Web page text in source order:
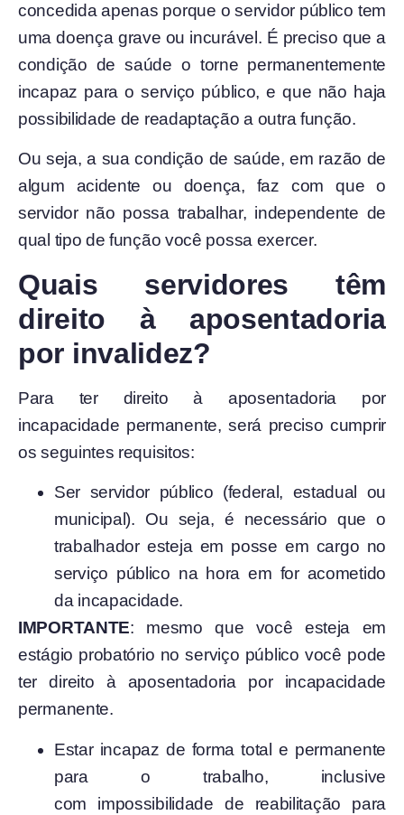
concedida apenas porque o servidor público tem
uma doença grave ou incurável. É preciso que a
condição de saúde o torne permanentemente
incapaz para o serviço público, e que não haja
possibilidade de readaptação a outra função.
Ou seja, a sua condição de saúde, em razão de
algum acidente ou doença, faz com que o
servidor não possa trabalhar, independente de
qual tipo de função você possa exercer.
Quais servidores têm
direito à aposentadoria
por invalidez?
Para ter direito à aposentadoria por
incapacidade permanente, será preciso cumprir
os seguintes requisitos:
Ser servidor público (federal, estadual ou
municipal). Ou seja, é necessário que o
trabalhador esteja em posse em cargo no
serviço público na hora em for acometido
da incapacidade.
IMPORTANTE: mesmo que você esteja em
estágio probatório no serviço público você pode
ter direito à aposentadoria por incapacidade
permanente.
Estar incapaz de forma total e permanente
para o trabalho, inclusive
com impossibilidade de reabilitação para